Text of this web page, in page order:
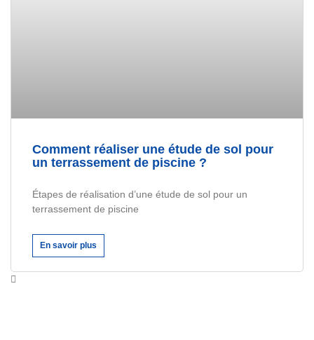
Comment réaliser une étude de sol pour
un terrassement de piscine ?
Étapes de réalisation d’une étude de sol pour un
terrassement de piscine
En savoir plus